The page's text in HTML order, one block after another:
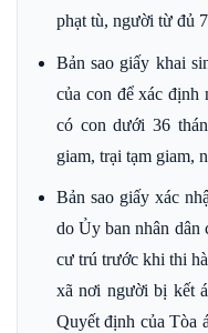
phạt tù, người từ đủ
Bản sao giấy khai
của con để xác
có con dưới 36
giam, trại tạm giam,
Bản sao giấy xác
do Ủy ban nhân dân
cư trú trước khi thi
xã nơi người bị kết
Quyết định của Tòa